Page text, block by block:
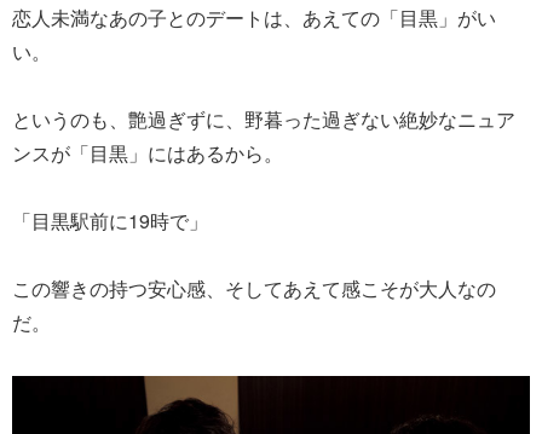
恋人未満なあの子とのデートは、あえての「目黒」がい
い。
というのも、艶過ぎずに、野暮った過ぎない絶妙なニュア
ンスが「目黒」にはあるから。
「目黒駅前に19時で」
この響きの持つ安心感、そしてあえて感こそが大人なの
だ。